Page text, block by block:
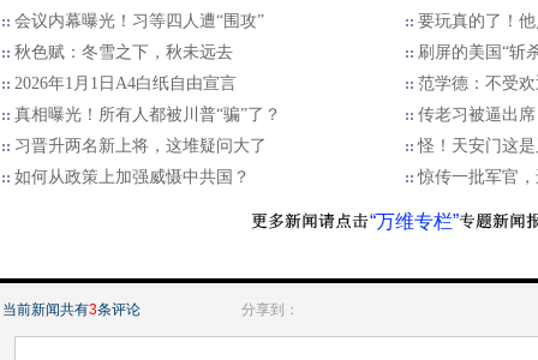
会议内幕曝光！习等四人遭“围攻”
要玩真的了！
秋色赋：冬雪之下，秋未远去
刷屏的美国“斩
2026年1月1日A4白纸自由宣言
范学德：不受
真相曝光！所有人都被川普“骗”了？
传老习被逼出
习晋升两名新上将，这堆疑问大了
怪！天安门这
如何从政策上加强威慑中共国？
惊传一批军官
“万维专栏”
当前新闻共有3条评论 分享到：